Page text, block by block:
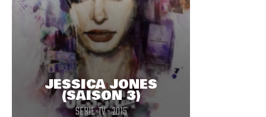
JESSICA JONES
(SAISON 3)
SERIE-TV - 2015